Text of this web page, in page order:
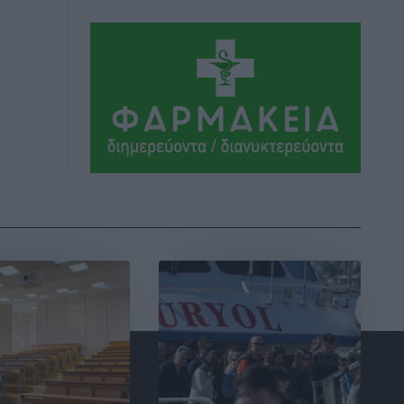
Συνελήφθη 37χρονη στη Ρόδο γιατί
είχε αφήσει τα τρία ανήλικα παιδιά της
χωρίς επιτήρηση
Τοπικές Ειδήσεις πριν 5 ώρες
Σταυρός Καλυθιών: Απέκτησε την
Το Yucatan Show έρχεται στη Ρόδο με
τον Frankie Lluc
Πολιτιστικά• πριν 6 ώρες
Σι Τζέι Χάρις: «Να πανηγυρίσουμε
πολλές νίκες μαζί»